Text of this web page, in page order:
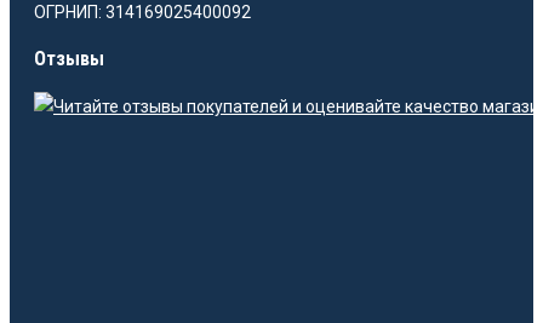
ОГРНИП: 314169025400092
Отзывы